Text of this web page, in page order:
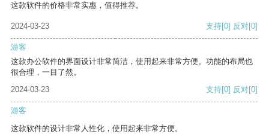
这款软件的价格非常实惠，值得推荐。
2024-03-23 支持[0] 反对[0]
游客
这款办公软件的界面设计非常简洁，使用起来非常方便。功能的布局也
很合理，一目了然。
2024-03-23
支持[0] 反对[0]
游客
这款软件的设计非常人性化，使用起来非常方便。